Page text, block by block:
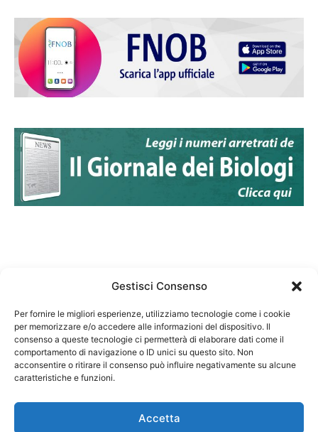
Gestisci Consenso
Per fornire le migliori esperienze, utilizziamo tecnologie come i cookie
per memorizzare e/o accedere alle informazioni del dispositivo. Il
consenso a queste tecnologie ci permetterà di elaborare dati come il
comportamento di navigazione o ID unici su questo sito. Non
acconsentire o ritirare il consenso può influire negativamente su alcune
caratteristiche e funzioni.
Accetta
Federazione Nazionale Degli Ordini dei Biologi:
codice fiscale 80069130583
Responsabile sito internet www.fnob.it: Vincenzo